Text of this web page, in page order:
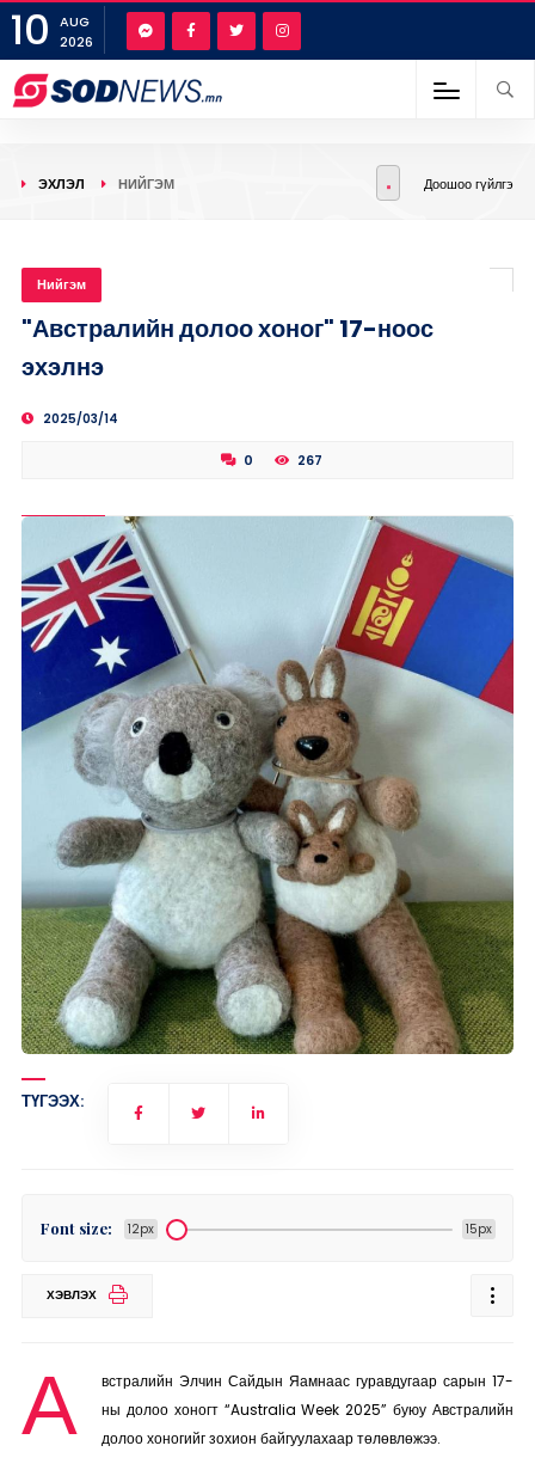
10
AUG
2026
ЭХЛЭЛ НИЙГЭМ Доошоо гүйлгэ
Нийгэм
"Австралийн долоо хоног" 17-ноос
эхэлнэ
2025/03/14
0 267
ТҮГЭЭХ:
Font size: 12px 15px
ХЭВЛЭХ
А
встралийн Элчин Сайдын Яамнаас гуравдугаар сарын 17-
ны долоо хоногт “Australia Week 2025” буюу Австралийн
долоо хоногийг зохион байгуулахаар төлөвлөжээ.